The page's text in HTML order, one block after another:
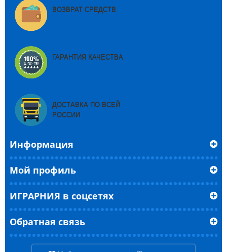
ВОЗВРАТ СРЕДСТВ
ГАРАНТИЯ КАЧЕСТВА
ДОСТАВКА ПО ВСЕЙ
РОССИИ
Информация
Мой профиль
ИГРАРНИЯ в соцсетях
Обратная связь